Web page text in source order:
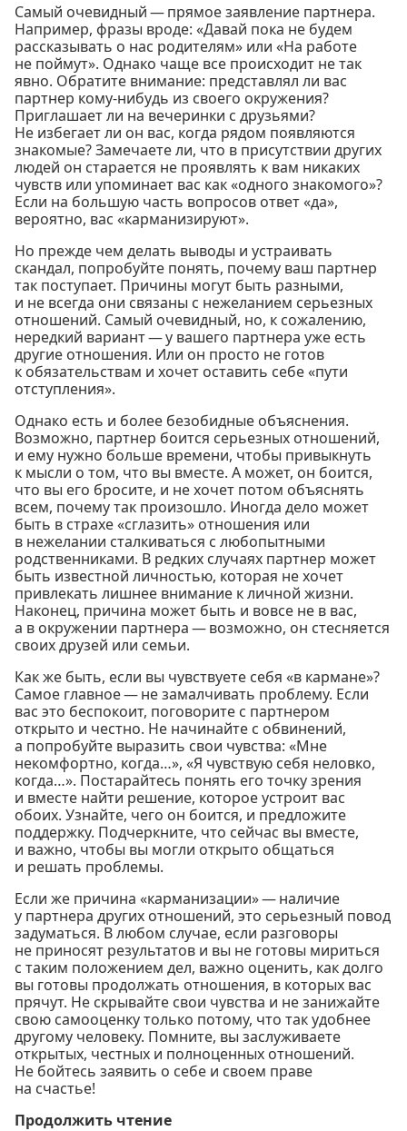
Самый очевидный — прямое заявление партнера.
Например, фразы вроде: «Давай пока не будем
рассказывать о нас родителям» или «На работе
не поймут». Однако чаще все происходит не так
явно. Обратите внимание: представлял ли вас
партнер кому-нибудь из своего окружения?
Приглашает ли на вечеринки с друзьями?
Не избегает ли он вас, когда рядом появляются
знакомые? Замечаете ли, что в присутствии других
людей он старается не проявлять к вам никаких
чувств или упоминает вас как «одного знакомого»?
Если на большую часть вопросов ответ «да»,
вероятно, вас «карманизируют».
Но прежде чем делать выводы и устраивать
скандал, попробуйте понять, почему ваш партнер
так поступает. Причины могут быть разными,
и не всегда они связаны с нежеланием серьезных
отношений. Самый очевидный, но, к сожалению,
нередкий вариант — у вашего партнера уже есть
другие отношения. Или он просто не готов
к обязательствам и хочет оставить себе «пути
отступления».
Однако есть и более безобидные объяснения.
Возможно, партнер боится серьезных отношений,
и ему нужно больше времени, чтобы привыкнуть
к мысли о том, что вы вместе. А может, он боится,
что вы его бросите, и не хочет потом объяснять
всем, почему так произошло. Иногда дело может
быть в страхе «сглазить» отношения или
в нежелании сталкиваться с любопытными
родственниками. В редких случаях партнер может
быть известной личностью, которая не хочет
привлекать лишнее внимание к личной жизни.
Наконец, причина может быть и вовсе не в вас,
а в окружении партнера — возможно, он стесняется
своих друзей или семьи.
Как же быть, если вы чувствуете себя «в кармане»?
Самое главное — не замалчивать проблему. Если
вас это беспокоит, поговорите с партнером
открыто и честно. Не начинайте с обвинений,
а попробуйте выразить свои чувства: «Мне
некомфортно, когда…», «Я чувствую себя неловко,
когда…». Постарайтесь понять его точку зрения
и вместе найти решение, которое устроит вас
обоих. Узнайте, чего он боится, и предложите
поддержку. Подчеркните, что сейчас вы вместе,
и важно, чтобы вы могли открыто общаться
и решать проблемы.
Если же причина «карманизации» — наличие
у партнера других отношений, это серьезный повод
задуматься. В любом случае, если разговоры
не приносят результатов и вы не готовы мириться
с таким положением дел, важно оценить, как долго
вы готовы продолжать отношения, в которых вас
прячут. Не скрывайте свои чувства и не занижайте
свою самооценку только потому, что так удобнее
другому человеку. Помните, вы заслуживаете
открытых, честных и полноценных отношений.
Не бойтесь заявить о себе и своем праве
на счастье!
Продолжить чтение